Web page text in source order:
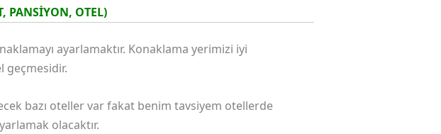
PANSİYON, OTEL)
ayarlamaktır. Konaklama yerimizi iyi
geçmesidir.
bazı oteller var fakat benim tavsiyem otellerde
olacaktır.